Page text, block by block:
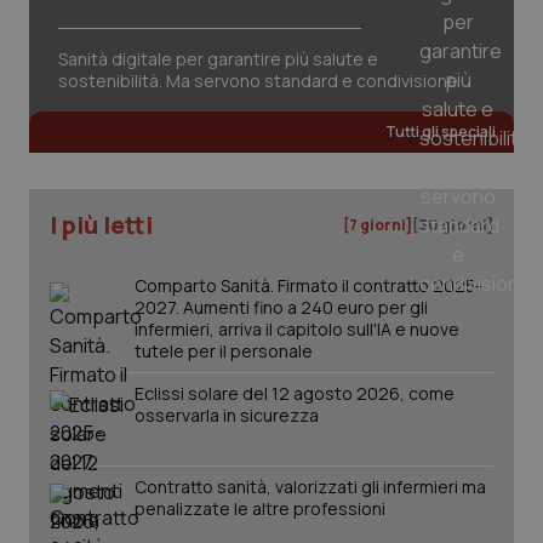
Salute orale & impianti
Sangue & coagulazione
Tiroide
Tumore al seno
Tumore ovarico
Tumori del Polmone & Testa Collo
Tumori gastrointestinali
Ulcera & Reflusso
Vaccini
Sanità digitale per garantire più salute e
sostenibilità. Ma servono standard e condivisione
Tutti gli speciali
I più letti [7 giorni] [30 giorni]
Comparto Sanità. Firmato il contratto 2025-
2027. Aumenti fino a 240 euro per gli
infermieri, arriva il capitolo sull'IA e nuove
tutele per il personale
Eclissi solare del 12 agosto 2026, come
osservarla in sicurezza
Contratto sanità, valorizzati gli infermieri ma
penalizzate le altre professioni
CookieScriptConsent
www.quotidianosanita.it